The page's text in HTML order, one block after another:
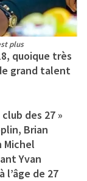
plus
quoique très
grand talent
des 27 »
Brian
Michel
Yvan
de 27